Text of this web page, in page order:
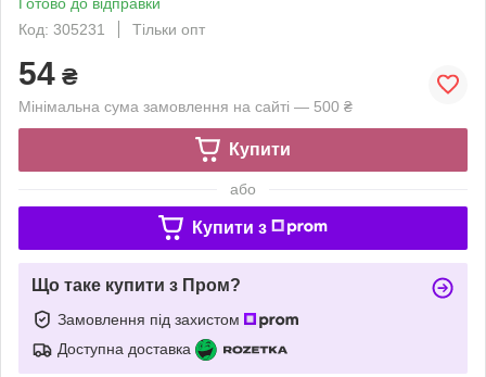
Код: 305231
Тільки опт
54 ₴
Мінімальна сума замовлення на сайті — 500 ₴
Купити
або
Купити з
Що таке купити з Пром?
Замовлення під захистом
Доступна доставка